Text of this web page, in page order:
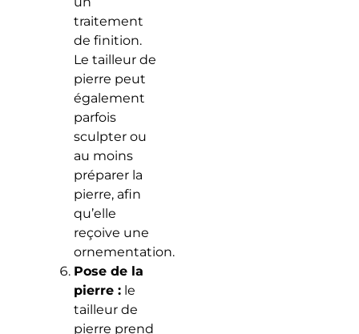
traitement
de finition.
Le tailleur de
pierre peut
également
parfois
sculpter ou
au moins
préparer la
pierre, afin
qu’elle
reçoive une
ornementation.
Pose de la
pierre :le
tailleur de
pierre prend